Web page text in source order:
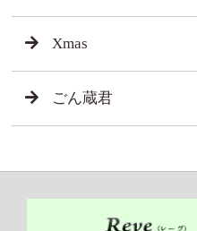
Xmas
ごん蔵君